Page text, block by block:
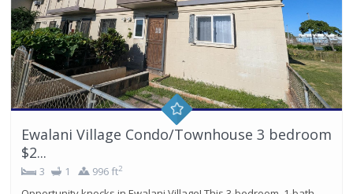
Ewalani Village Condo/Townhouse 3 bedroom
$2...
3 1 996 ft2